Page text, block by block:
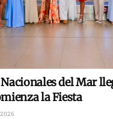
del Mar
la Fiesta